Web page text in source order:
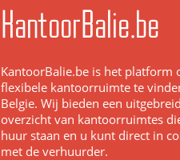
KantoorBalie.be
KantoorBalie.be is het platform
flexibele kantoorruimte te
Belgie. Wij bieden een uitgebreid
overzicht van kantoorruimtes
huur staan en u kunt direct in
met de verhuurder.